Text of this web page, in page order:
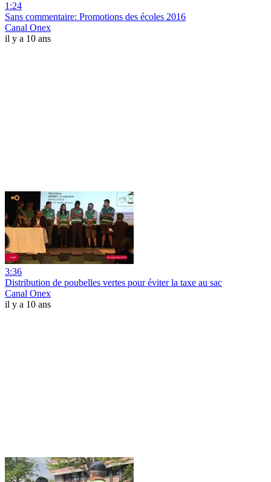
1:24
Sans commentaire: Promotions des écoles 2016
Canal Onex
il y a 10 ans
3:36
Distribution de poubelles vertes pour éviter la taxe au sac
Canal Onex
il y a 10 ans